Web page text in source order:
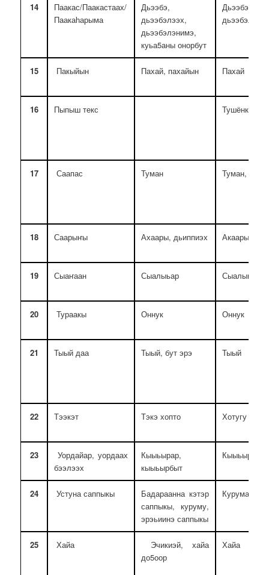
14
Паакас/Паакастаах/
Паакаһарыма
Дьээбэ,
дьээбэлээх,
дьээбэлэнимэ,
куьа5аны онорбут
Дьээбэ,
15 Пакыйын Пахай, пахайын Пахай
16 Пыпыш текс
17 Саапас Туман Туман, сиик
18 Саарыҥы Ахаары, дьиппиэх Акаары
19 Сыаҥаан Сыалыьар Сыалыьар
20 Тураакы Оннук Оннук
21 Тыый даа Тыый, бут эрэ Тыый
22 Тээкэт Тэкэ хопто Хотугу
23
Уордайар, уордаах
бээлээх
Кыыьырар,
кыыьырбыт
Кыыьырар
24 Устуна саппыкы
Бадараанна кэтэр
саппыкы, куруму,
эрэьиинэ саппыкы
Курума
25 Хайа
Эчикиэй, хайа
до5оор
Хайа